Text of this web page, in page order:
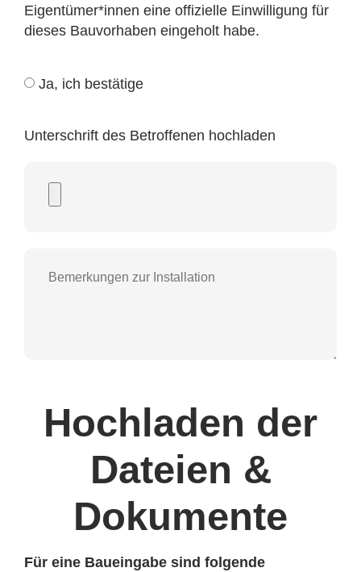
Eigentümer*innen eine offizielle Einwilligung für
dieses Bauvorhaben eingeholt habe.
Ja, ich bestätige
Unterschrift des Betroffenen hochladen
Hochladen der
Dateien &
Dokumente
Für eine Baueingabe sind folgende